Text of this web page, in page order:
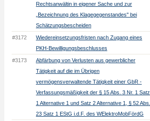
Rechtsanwältin in eigener Sache und zur
„Bezeichnung des Klagegegenstandes" bei
Schätzungsbescheiden
#3172
Wiedereinsetzungsfristen nach Zugang eines
PKH-Bewilligungsbeschlusses
#3173
Abfärbung von Verlusten aus gewerblicher
Tätigkeit auf die im Übrigen
vermögensverwaltende Tätigkeit einer GbR -
Verfassungsmäßigkeit der § 15 Abs. 3 Nr. 1 Satz
1 Alternative 1 und Satz 2 Alternative 1, § 52 Abs.
23 Satz 1 EStG i.d.F. des WElektroMobFördG